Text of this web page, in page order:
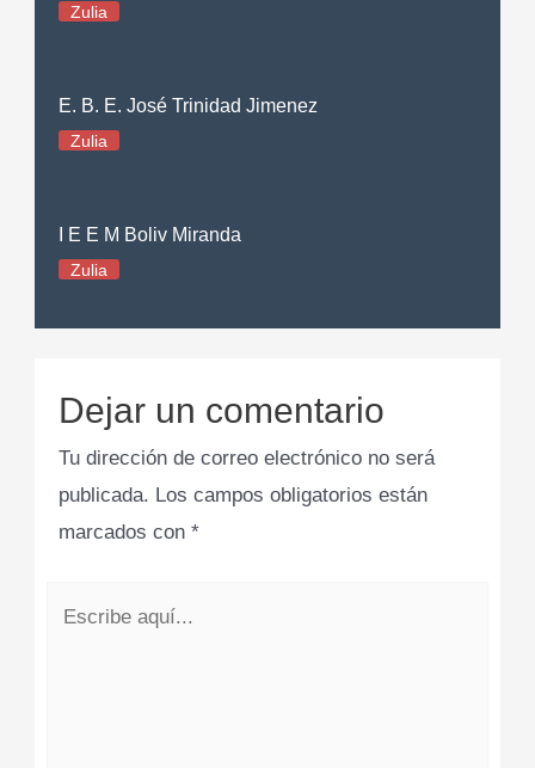
Zulia
E. B. E. José Trinidad Jimenez
Zulia
I E E M Boliv Miranda
Zulia
Dejar un comentario
Tu dirección de correo electrónico no será
publicada. Los campos obligatorios están
marcados con*